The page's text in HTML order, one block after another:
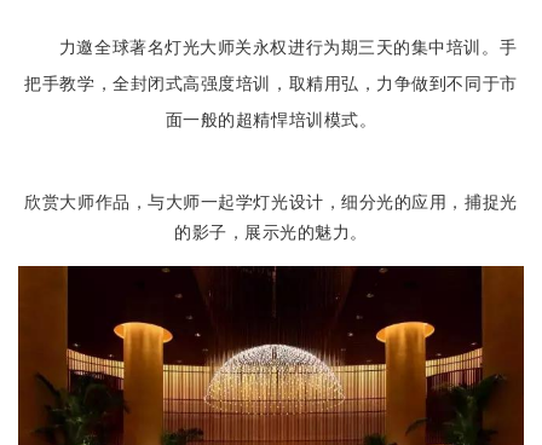
力邀全球著名灯光大师关永权进行为期三天的集中培训。手
把手教学，全封闭式高强度培训，取精用弘，力争做到不同于市
面一般的超精悍培训模式。
欣赏大师作品，与大师一起学灯光设计，细分光的应用，捕捉光
的影子，展示光的魅力。